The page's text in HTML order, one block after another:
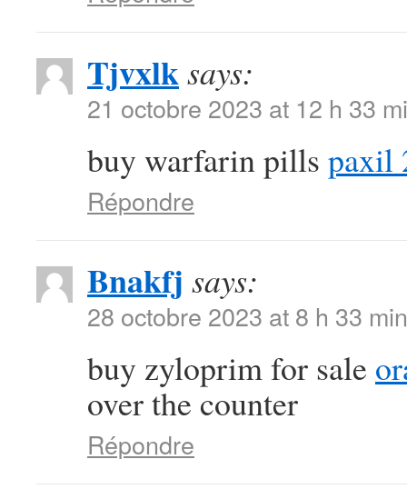
Tjvxlksays:
21 octobre 2023 at 12 h 33
buy warfarin pills paxil
Répondre
Bnakfj says:
28 octobre 2023 at 8 h 33 min
buy zyloprim for sale
over the counter
Répondre